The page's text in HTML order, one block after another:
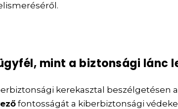
mint a biztonsági lánc
kerekasztal beszélgetésen
fontosságát a kiberbiztonsági